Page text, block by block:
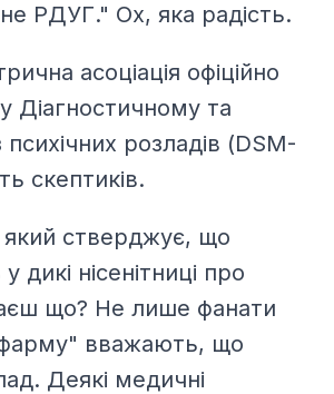
РДУГ." Ох, яка радість.
асоціація офіційно
Діагностичному та
розладів (DSM-
скептиків.
стверджує, що
дикі нісенітниці про
що? Не лише фанати
вважають, що
Деякі медичні